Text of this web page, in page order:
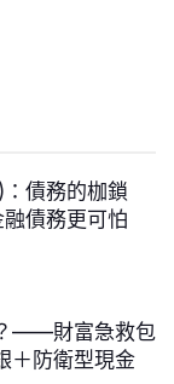
債務的枷鎖
融債務更可怕
——財富急救包
＋防衛型現金